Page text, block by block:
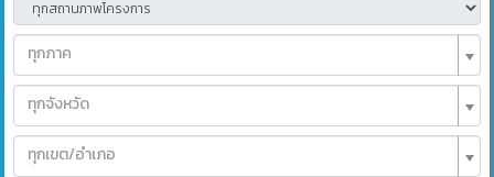
ทุกภาค
ทุกจังหวัด
ทุกเขต/อำเภอ